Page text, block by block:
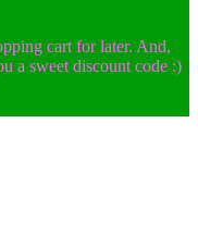
cart for later. And,
a sweet discount code :)